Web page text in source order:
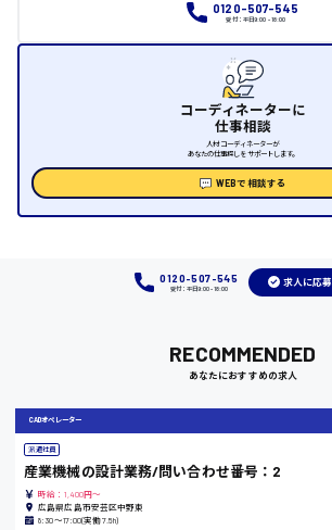
0120-507-545
受付：平日9:00 - 18:00
コーディネーターに
仕事相談
人材コーディネーターが
あなたの仕事探しをサポートします。
WEBで相談する
0120-507-545
受付：平日9:00 - 18:00
求人に応募
RECOMMENDED
あなたにおすすめの求人
CADオペレーター
派遣社員
産業機械の設計業務/問い合わせ番号：2
時給：1,400円～
広島県広島市安芸区中野東
8:30〜17:00(実働7.5h)